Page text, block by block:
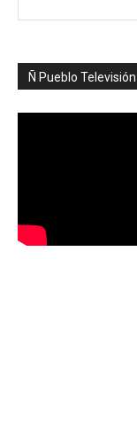
Ñ Pueblo Televisión